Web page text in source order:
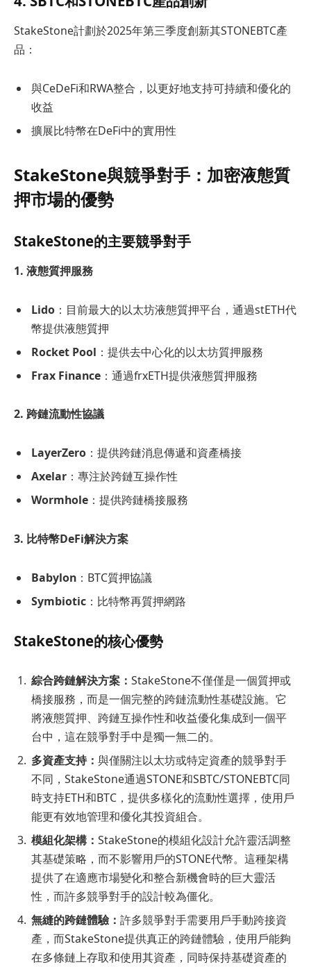
StakeStone計劃於2025年第三季度創新其STONEBTC產
品：
與CeDeFi和RWA整合，以更好地支持可持續和優化的
收益
擴展比特幣在DeFi中的實用性
StakeStone與競爭對手：加密液態質
押市場的優勢
StakeStone的主要競爭對手
1. 液態質押服務
Lido ：目前最大的以太坊液態質押平台，通過stETH代
幣提供液態質押
Rocket Pool ：提供去中心化的以太坊質押服務
Frax Finance ：通過frxETH提供液態質押服務
2. 跨鏈流動性協議
LayerZero ：提供跨鏈消息傳遞和資產橋接
Axelar ：專注於跨鏈互操作性
Wormhole ：提供跨鏈橋接服務
3. 比特幣DeFi解決方案
Babylon ：BTC質押協議
Symbiotic ：比特幣再質押網路
StakeStone的核心優勢
綜合跨鏈解決方案： StakeStone不僅僅是一個質押或
橋接服務，而是一個完整的跨鏈流動性基礎設施。它
將液態質押、跨鏈互操作性和收益優化集成到一個平
台中，這在競爭對手中是獨一無二的。
多資產支持： 與僅關注以太坊或特定資產的競爭對手
不同，StakeStone通過STONE和SBTC/STONEBTC同
時支持ETH和BTC，提供多樣化的流動性選擇，使用戶
能更有效地管理和優化其投資組合。
模組化架構： StakeStone的模組化設計允許靈活調整
其基礎策略，而不影響用戶的STONE代幣。這種架構
提供了在適應市場變化和整合新機會時的巨大靈活
性，而許多競爭對手的設計較為僵化。
無縫的跨鏈體驗： 許多競爭對手需要用戶手動跨接資
產，而StakeStone提供真正的跨鏈體驗，使用戶能夠
在多條鏈上存取和使用其資產，同時保持基礎資產的